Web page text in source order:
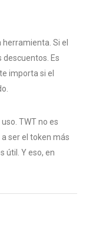
Si el
descuentos. Es
importa si el
TWT no es
ser el token más
útil. Y eso, en